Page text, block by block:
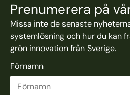
Prenumerera på
Missa inte de senaste
systemlösning och hur du kan
grön innovation från Sverige.
Förnamn